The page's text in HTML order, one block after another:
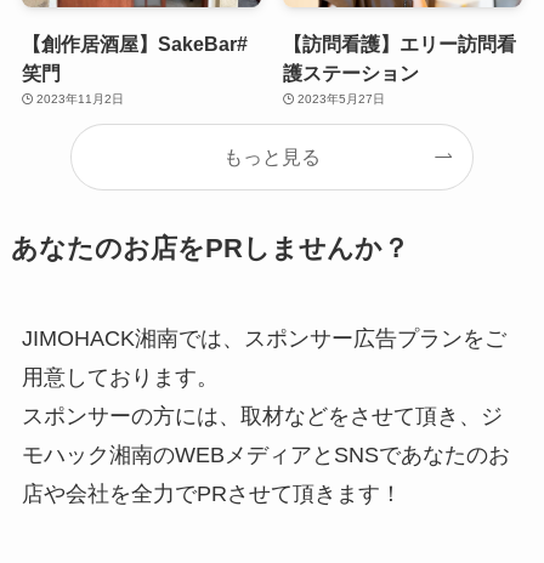
【創作居酒屋】SakeBar#
笑門
2023年11月2日
【訪問看護】エリー訪問看
護ステーション
2023年5月27日
もっと見る
あなたのお店をPRしませんか？
JIMOHACK湘南では、スポンサー広告プランをご
用意しております。
スポンサーの方には、取材などをさせて頂き、ジ
モハック湘南のWEBメディアとSNSであなたのお
店や会社を全力でPRさせて頂きます！